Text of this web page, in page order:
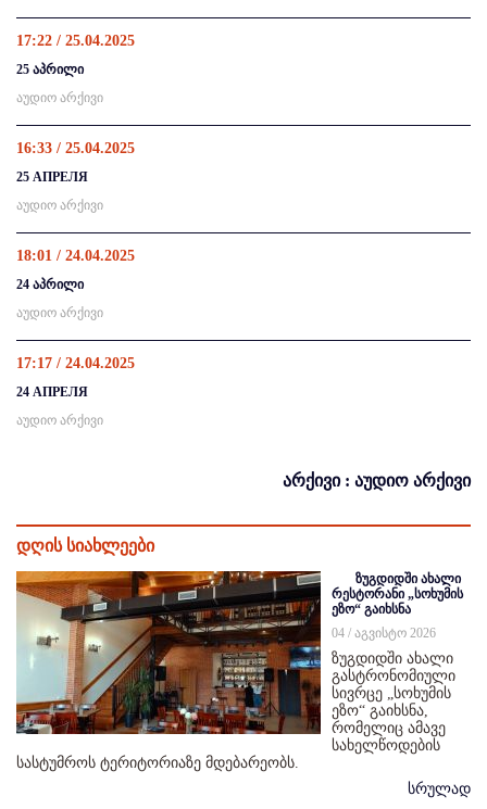
17:22 / 25.04.2025
25 აპრილი
აუდიო არქივი
16:33 / 25.04.2025
25 АПРЕЛЯ
აუდიო არქივი
18:01 / 24.04.2025
24 აპრილი
აუდიო არქივი
17:17 / 24.04.2025
24 АПРЕЛЯ
აუდიო არქივი
არქივი : აუდიო არქივი
დღის სიახლეები
ზუგდიდში ახალი
რესტორანი „სოხუმის
ეზო“ გაიხსნა
04 / აგვისტო 2026
ზუგდიდში ახალი
გასტრონომიული
სივრცე „სოხუმის
ეზო“ გაიხსნა,
რომელიც ამავე
სახელწოდების
სასტუმროს ტერიტორიაზე მდებარეობს.
სრულად